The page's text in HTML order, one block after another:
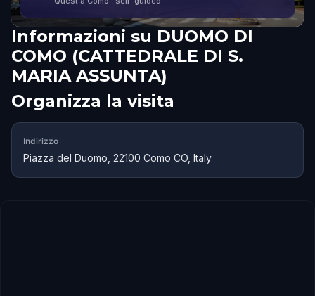
Informazioni su DUOMO DI
COMO (CATTEDRALE DI S.
MARIA ASSUNTA)
Organizza la visita
Indirizzo
Piazza del Duomo, 22100 Como CO, Italy